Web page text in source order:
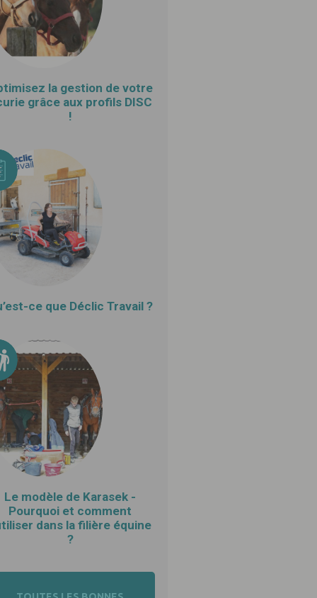
la gestion de votre
grâce aux profils DISC
!
ce que Déclic Travail ?
Le modèle de Karasek -
Pourquoi et comment
dans la filière équine
?